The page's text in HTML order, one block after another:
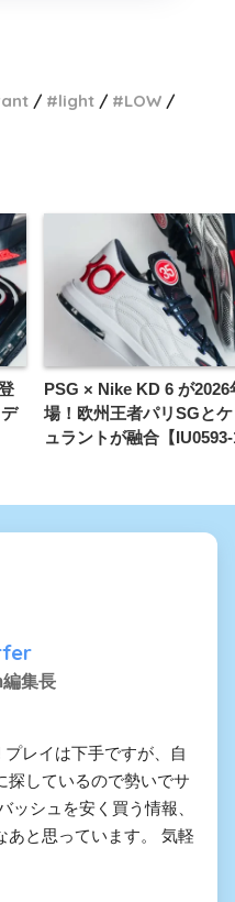
light
LOW
PSG × Nike KD 6 が2026
場！欧州王者パリSGと
ュラントが融合【
集長
レイは下手ですが、自
探しているので勢いでサ
ッシュを安く買う情報、
あと思っています。 気軽